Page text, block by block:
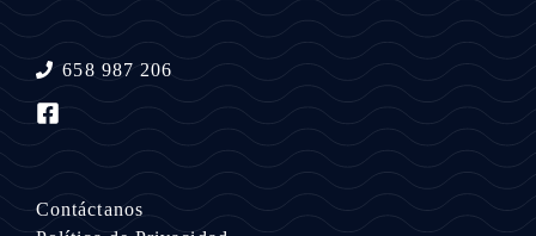
658 987 206
Contáctanos